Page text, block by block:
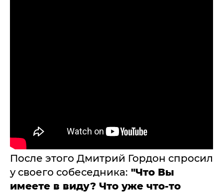
После этого Дмитрий Гордон спросил
у своего собеседника: "Что Вы
имеете в виду? Что уже что-то